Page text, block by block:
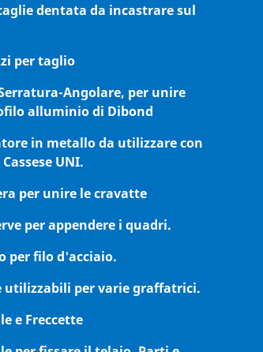
dentata da incastrare sul
per taglio
Angolare, per unire
alluminio di Dibond
in metallo da utilizzare con
UNI.
per unire le cravatte
per appendere i quadri.
per filo d'acciaio.
utilizzabili per varie graffatrici.
e Freccette